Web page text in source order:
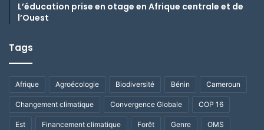
L’éducation prise en otage en Afrique centrale et de
l’Ouest
Tags
Afrique Agroécologie Biodiversité Bénin Cameroun
Changement climatique Convergence Globale COP 16
Est Financement climatique Forêt Genre OMS